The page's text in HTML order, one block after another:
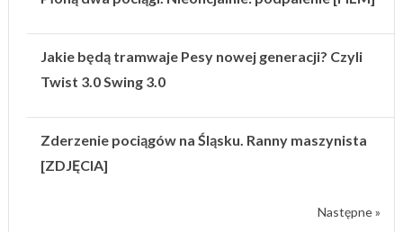
Jakie będą tramwaje Pesy nowej generacji? Czyli
Twist 3.0 Swing 3.0
Zderzenie pociągów na Śląsku. Ranny maszynista
[ZDJĘCIA]
Następne »